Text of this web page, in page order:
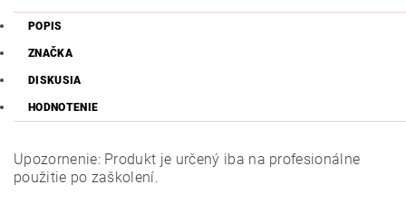
POPIS
ZNAČKA
DISKUSIA
HODNOTENIE
Upozornenie: Produkt je určený iba na profesionálne
použitie po zaškolení.